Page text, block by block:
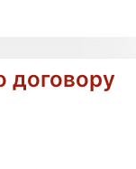
договору